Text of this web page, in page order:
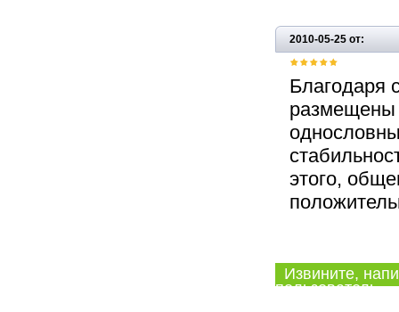
2010-05-25 от:
Благодаря
размещены
этого,
Извините,
пользователь.